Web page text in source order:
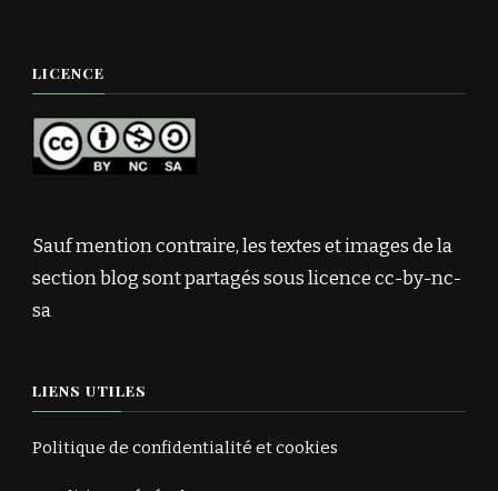
LICENCE
Sauf mention contraire, les textes et images de la
section blog sont partagés sous licence cc-by-nc-
sa
LIENS UTILES
Politique de confidentialité et cookies